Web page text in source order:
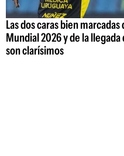
Las dos caras bien
Mundial 2026 y de la
son clarísimos